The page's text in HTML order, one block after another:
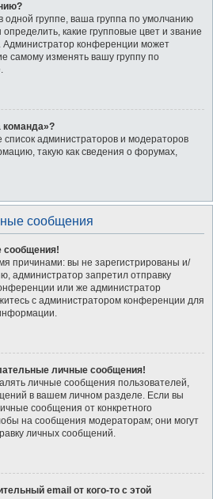
одной группе, ваша группа по умолчанию
какие групповые цвет и звание
конференции может
самому изменять вашу группу по
команда»?
администраторов и модераторов
такую как сведения о форумах,
сообщения
сообщения!
причинами: вы не зарегистрированы и/
администратор запретил отправку
или же администратор
с администратором конференции для
личные сообщения!
личные сообщения пользователей,
в вашем личном разделе. Если вы
сообщения от конкретного
на сообщения модераторам; они могут
личных сообщений.
email от кого-то с этой